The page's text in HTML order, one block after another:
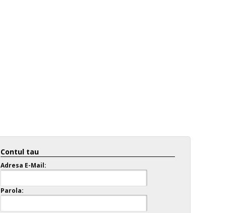
Contul tau
Adresa E-Mail:
Parola: